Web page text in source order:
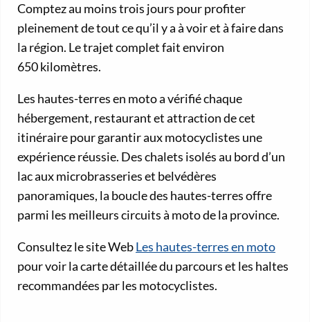
Comptez au moins trois jours pour profiter
pleinement de tout ce qu’il y a à voir et à faire dans
la région. Le trajet complet fait environ
650 kilomètres.
Les hautes-terres en moto a vérifié chaque
hébergement, restaurant et attraction de cet
itinéraire pour garantir aux motocyclistes une
expérience réussie. Des chalets isolés au bord d’un
lac aux microbrasseries et belvédères
panoramiques, la boucle des hautes-terres offre
parmi les meilleurs circuits à moto de la province.
Consultez le site WebLes hautes-terres en moto
pour voir la carte détaillée du parcours et les haltes
recommandées par les motocyclistes.